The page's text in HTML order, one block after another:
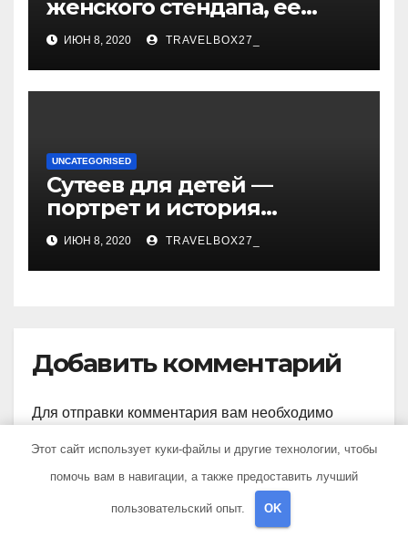
женского стендапа, ее
биография, самые
смешные выступления,
ураган смеха и
непревзойденный талант!
ИЮН 8, 2020 TRAVELBOX27_
UNCATEGORISED
Сутеев для детей —
портрет и история
творчества известного и
любимого художника
ИЮН 8, 2020 TRAVELBOX27_
Добавить комментарий
Для отправки комментария вам необходимо
Этот сайт использует куки-файлы и другие технологии, чтобы
помочь вам в навигации, а также предоставить лучший
пользовательский опыт. OK